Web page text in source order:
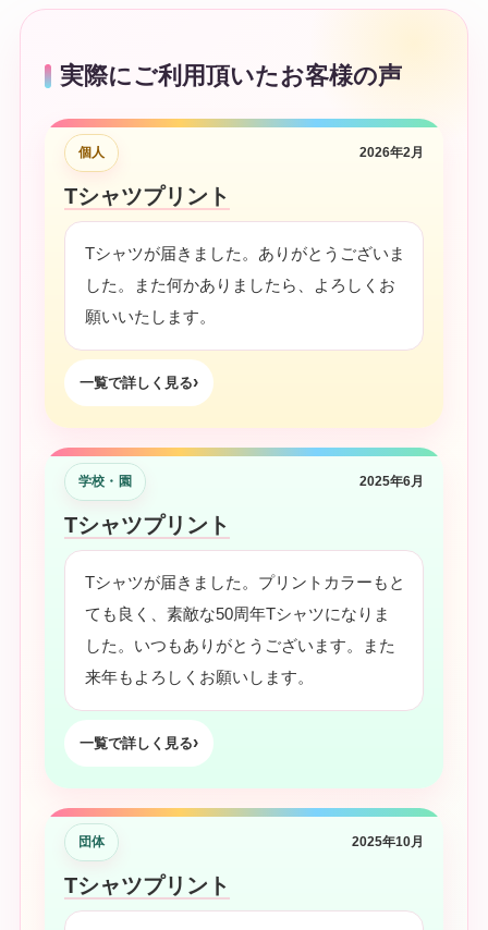
実際にご利用頂いたお客様の声
個人 2026年2月
Tシャツプリント
Tシャツが届きました。ありがとうございま
した。また何かありましたら、よろしくお
願いいたします。
一覧で詳しく見る
学校・園 2025年6月
Tシャツプリント
Tシャツが届きました。プリントカラーもと
ても良く、素敵な50周年Tシャツになりま
した。いつもありがとうございます。また
来年もよろしくお願いします。
一覧で詳しく見る
団体 2025年10月
Tシャツプリント